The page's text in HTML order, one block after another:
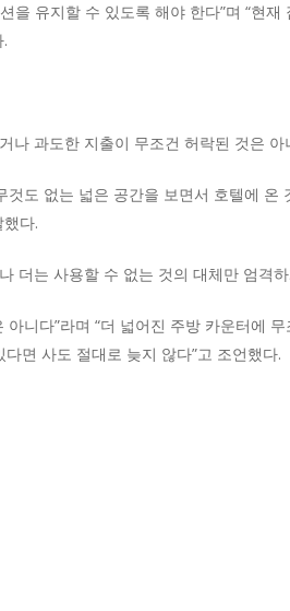
유지할 수 있도록 해야 한다”며 “현
나 과도한 지출이 무조건 허락된 것은 아
도 없는 넓은 공간을 보면서 호텔에 온
다.
더는 사용할 수 없는 것의 대체만 엄격
니다”라며 “더 넓어진 주방 카운터에
면 사도 절대로 늦지 않다”고 조언했다.